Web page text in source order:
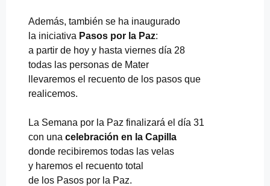
Además, también se ha inaugurado
la iniciativa Pasos por la Paz:
a partir de hoy y hasta viernes día 28
todas las personas de Mater
llevaremos el recuento de los pasos que
realicemos.
La Semana por la Paz finalizará el día 31
con una celebración en la Capilla
donde recibiremos todas las velas
y haremos el recuento total
de los Pasos por la Paz.